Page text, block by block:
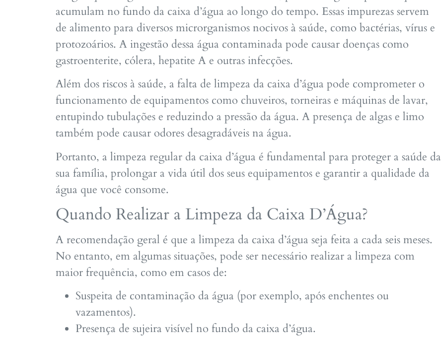
acumulam no fundo da caixa d’água ao longo do tempo. Essas impurezas servem
de alimento para diversos microrganismos nocivos à saúde, como bactérias, vírus e
protozoários. A ingestão dessa água contaminada pode causar doenças como
gastroenterite, cólera, hepatite A e outras infecções.
Além dos riscos à saúde, a falta de limpeza da caixa d’água pode comprometer o
funcionamento de equipamentos como chuveiros, torneiras e máquinas de lavar,
entupindo tubulações e reduzindo a pressão da água. A presença de algas e limo
também pode causar odores desagradáveis na água.
Portanto, a limpeza regular da caixa d’água é fundamental para proteger a saúde da
sua família, prolongar a vida útil dos seus equipamentos e garantir a qualidade da
água que você consome.
Quando Realizar a Limpeza da Caixa D’Água?
A recomendação geral é que a limpeza da caixa d’água seja feita a cada seis meses.
No entanto, em algumas situações, pode ser necessário realizar a limpeza com
maior frequência, como em casos de:
Suspeita de contaminação da água (por exemplo, após enchentes ou
vazamentos).
Presença de sujeira visível no fundo da caixa d’água.